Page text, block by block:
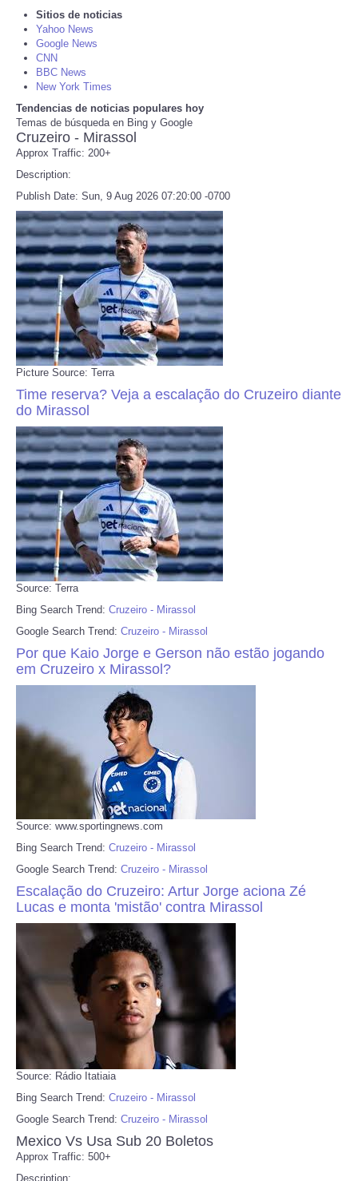
SHOPPING
Daily Deals
RobinsPost Store
Refund Policy
Sitios de noticias
Yahoo News
Google News
CNN
BBC News
New York Times
Tendencias de noticias populares hoy
Temas de búsqueda en Bing y Google
Cruzeiro - Mirassol
Approx Traffic: 200+
Description:
Publish Date: Sun, 9 Aug 2026 07:20:00 -0700
Picture Source: Terra
Time reserva? Veja a escalação do Cruzeiro diante
do Mirassol
Source: Terra
Bing Search Trend: Cruzeiro - Mirassol
Google Search Trend: Cruzeiro - Mirassol
Por que Kaio Jorge e Gerson não estão jogando
em Cruzeiro x Mirassol?
Source: www.sportingnews.com
Bing Search Trend: Cruzeiro - Mirassol
Google Search Trend: Cruzeiro - Mirassol
Escalação do Cruzeiro: Artur Jorge aciona Zé
Lucas e monta 'mistão' contra Mirassol
Source: Rádio Itatiaia
Bing Search Trend: Cruzeiro - Mirassol
Google Search Trend: Cruzeiro - Mirassol
Mexico Vs Usa Sub 20 Boletos
Approx Traffic: 500+
Description: